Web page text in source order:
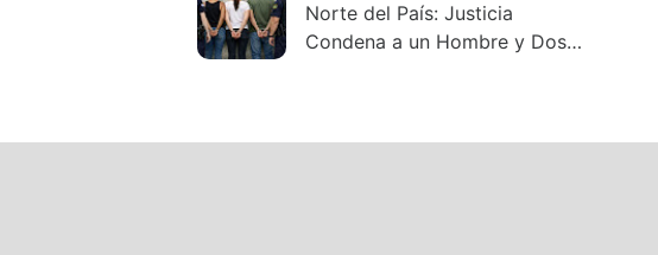
Norte del País: Justicia
Condena a un Hombre y Dos